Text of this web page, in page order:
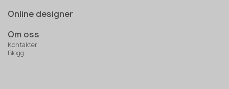
Online designer
Om oss
Kontakter
Blogg